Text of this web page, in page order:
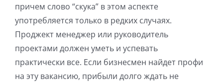
причем слово “скука” в этом аспекте
употребляется только в редких случаях.
Проджект менеджер или руководитель
проектами должен уметь и успевать
практически все. Если бизнесмен найдет профи
на эту вакансию, прибыли долго ждать не